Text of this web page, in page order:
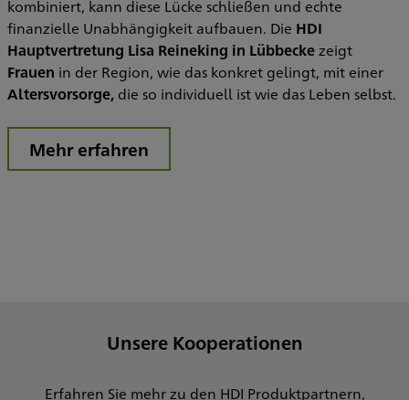
kombiniert, kann diese Lücke schließen und echte
finanzielle Unabhängigkeit aufbauen. Die HDI
Hauptvertretung Lisa Reineking in Lübbecke zeigt
Frauen in der Region, wie das konkret gelingt, mit einer
Altersvorsorge, die so individuell ist wie das Leben selbst.
Mehr erfahren
Unsere Kooperationen
Erfahren Sie mehr zu den HDI Produktpartnern,